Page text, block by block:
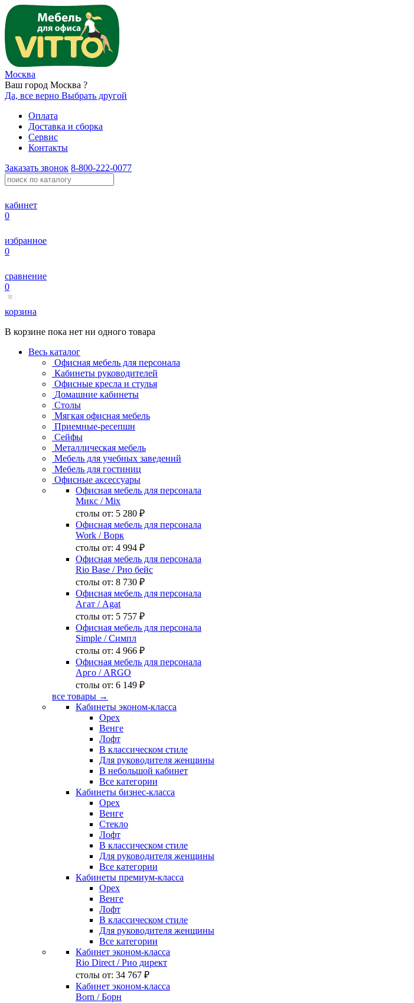
Москва
Ваш город Москва ?
Да, все верно Выбрать другой
Оплата
Доставка и сборка
Сервис
Контакты
Заказать звонок 8-800-222-0077
кабинет
0
избранное
0
сравнение
0
корзина
В корзине пока нет ни одного товара
Весь каталог
Офисная мебель для персонала
Кабинеты руководителей
Офисные кресла и стулья
Домашние кабинеты
Столы
Мягкая офисная мебель
Приемные-ресепшн
Сейфы
Металлическая мебель
Мебель для учебных заведений
Мебель для гостиниц
Офисные аксессуары
Офисная мебель для персонала
Микс / Mix
столы от: 5 280 ₽
Офисная мебель для персонала
Work / Ворк
столы от: 4 994 ₽
Офисная мебель для персонала
Rio Base / Рио бейс
столы от: 8 730 ₽
Офисная мебель для персонала
Агат / Agat
столы от: 5 757 ₽
Офисная мебель для персонала
Simple / Симпл
столы от: 4 966 ₽
Офисная мебель для персонала
Арго / ARGO
столы от: 6 149 ₽
все товары →
Кабинеты эконом-класса
Орех
Венге
Лофт
В классическом стиле
Для руководителя женщины
В небольшой кабинет
Все категории
Кабинеты бизнес-класса
Орех
Венге
Стекло
Лофт
В классическом стиле
Для руководителя женщины
Все категории
Кабинеты премиум-класса
Орех
Венге
Лофт
В классическом стиле
Для руководителя женщины
Все категории
Кабинет эконом-класса
Rio Direct / Рио директ
столы от: 34 767 ₽
Кабинет эконом-класса
Born / Борн